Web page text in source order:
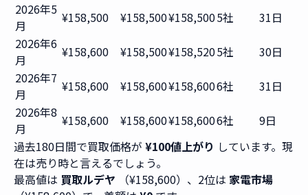
2026年5
月
¥158,500 ¥158,500¥158,5005社
31日
2026年6
月
¥158,600 ¥158,500¥158,5205社
30日
2026年7
月
¥158,600 ¥158,600¥158,6006社
31日
2026年8
月
¥158,600 ¥158,600¥158,6006社
9日
過去180日間で買取価格が ¥100値上がり しています。現
在は売り時と言えるでしょう。
最高値は 買取ルデヤ （¥158,600）、2位は 家電市場